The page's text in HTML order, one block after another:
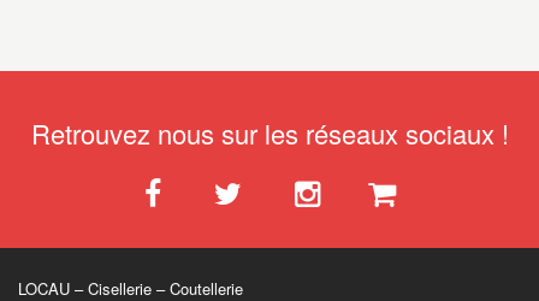
Retrouvez nous sur les réseaux sociaux !
LOCAU – Cisellerie – Coutellerie